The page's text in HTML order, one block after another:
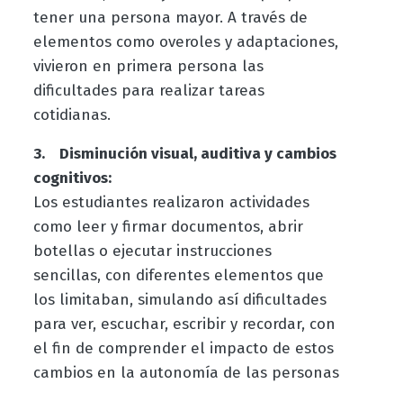
tener una persona mayor. A través de
elementos como overoles y adaptaciones,
vivieron en primera persona las
dificultades para realizar tareas
cotidianas.
3. Disminución visual, auditiva y cambios
cognitivos:
Los estudiantes realizaron actividades
como leer y firmar documentos, abrir
botellas o ejecutar instrucciones
sencillas, con diferentes elementos que
los limitaban, simulando así dificultades
para ver, escuchar, escribir y recordar, con
el fin de comprender el impacto de estos
cambios en la autonomía de las personas